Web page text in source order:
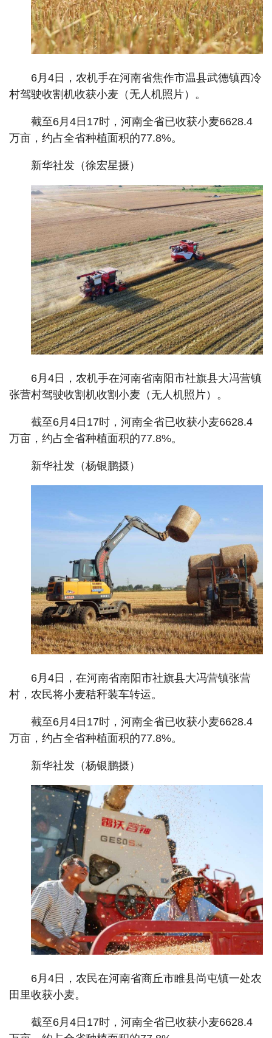
6月4日，农机手在河南省焦作市温县武德镇西冷
村驾驶收割机收获小麦（无人机照片）。
截至6月4日17时，河南全省已收获小麦6628.4
万亩，约占全省种植面积的77.8%。
新华社发（徐宏星摄）
6月4日，农机手在河南省南阳市社旗县大冯营镇
张营村驾驶收割机收割小麦（无人机照片）。
截至6月4日17时，河南全省已收获小麦6628.4
万亩，约占全省种植面积的77.8%。
新华社发（杨银鹏摄）
6月4日，在河南省南阳市社旗县大冯营镇张营
村，农民将小麦秸秆装车转运。
截至6月4日17时，河南全省已收获小麦6628.4
万亩，约占全省种植面积的77.8%。
新华社发（杨银鹏摄）
6月4日，农民在河南省商丘市睢县尚屯镇一处农
田里收获小麦。
截至6月4日17时，河南全省已收获小麦6628.4